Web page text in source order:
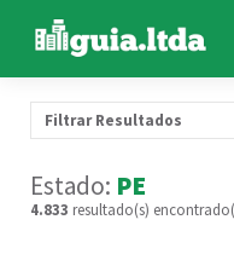
Filtrar Resultados
Estado: PE
4.833 resultado(s)